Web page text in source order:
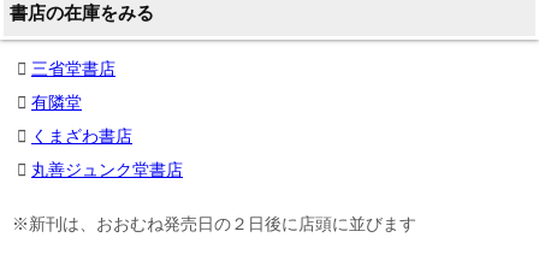
書店の在庫をみる
三省堂書店
有隣堂
くまざわ書店
丸善ジュンク堂書店
※新刊は、おおむね発売日の２日後に店頭に並びます